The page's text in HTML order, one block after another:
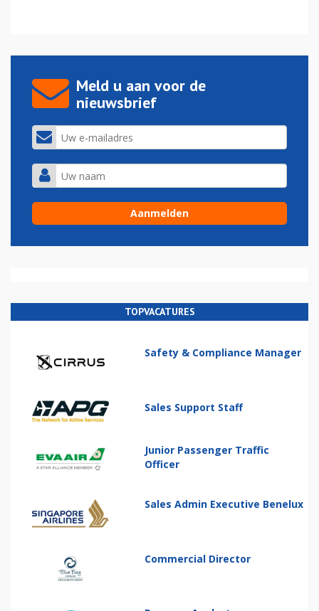
Meld u aan voor de
nieuwsbrief
TOPVACATURES
Safety & Compliance Manager
Sales Support Staff
Junior Passenger Traffic
Officer
Sales Admin Executive Benelux
Commercial Director